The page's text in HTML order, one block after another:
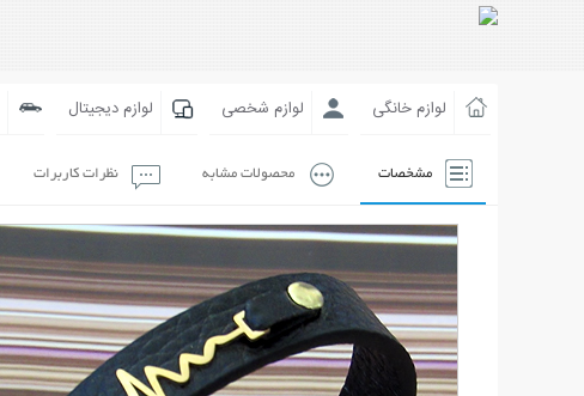
لوازم خانگی لوازم شخصی لوازم دیجیتال
مشخصات محصولات مشابه نظرات کاربرات